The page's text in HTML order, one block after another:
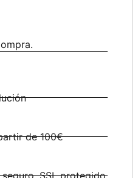
de 100€
seguro. SSL protegido